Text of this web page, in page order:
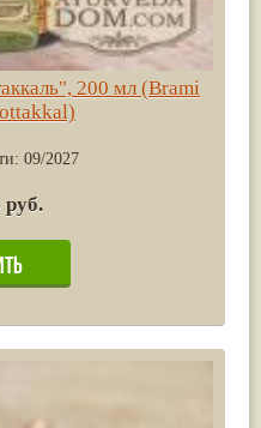
200 мл (Brami
09/2027
руб.